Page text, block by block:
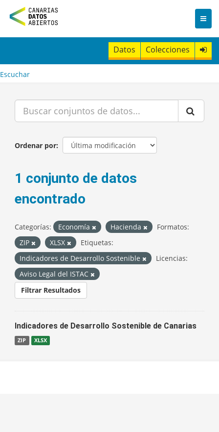
n
t
Datos Colecciones
Escuchar
Ordenar por
1 conjunto de datos
encontrado
Categorías: Economía Hacienda
Formatos:
ZIP
XLSX
Etiquetas:
Indicadores de Desarrollo Sostenible
Licencias:
Aviso Legal del ISTAC
Filtrar Resultados
Indicadores de Desarrollo Sostenible de Canarias
ZIP XLSX